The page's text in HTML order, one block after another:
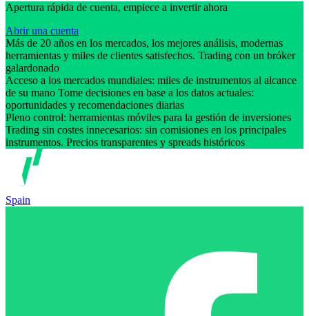
Apertura rápida de cuenta, empiece a invertir ahora
Abrir una cuenta
Más de 20 años en los mercados, los mejores análisis, modernas
herramientas y miles de clientes satisfechos. Trading con un bróker
galardonado
Acceso a los mercados mundiales: miles de instrumentos al alcance
de su mano Tome decisiones en base a los datos actuales:
oportunidades y recomendaciones diarias
Pleno control: herramientas móviles para la gestión de inversiones
Trading sin costes innecesarios: sin comisiones en los principales
instrumentos. Precios transparentes y spreads históricos
Spain